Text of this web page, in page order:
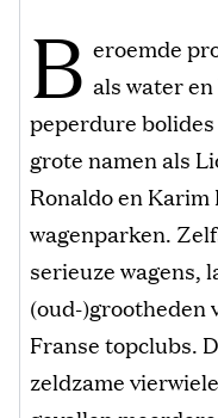
B eroemde
als water
peperdure
grote namen als
Ronaldo en
wagenparken.
serieuze wagens,
(oud-)grootheden
Franse topclubs.
zeldzame